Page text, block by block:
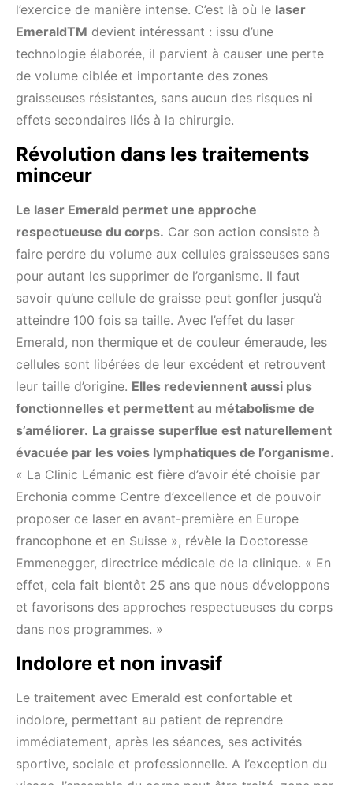
l’exercice de manière intense. C’est là où le laser
EmeraldTM devient intéressant : issu d’une
technologie élaborée, il parvient à causer une perte
de volume ciblée et importante des zones
graisseuses résistantes, sans aucun des risques ni
effets secondaires liés à la chirurgie.
Révolution dans les traitements
minceur
Le laser Emerald permet une approche
respectueuse du corps. Car son action consiste à
faire perdre du volume aux cellules graisseuses sans
pour autant les supprimer de l’organisme. Il faut
savoir qu’une cellule de graisse peut gonfler jusqu’à
atteindre 100 fois sa taille. Avec l’effet du laser
Emerald, non thermique et de couleur émeraude, les
cellules sont libérées de leur excédent et retrouvent
leur taille d’origine. Elles redeviennent aussi plus
fonctionnelles et permettent au métabolisme de
s’améliorer. La graisse superflue est naturellement
évacuée par les voies lymphatiques de l’organisme.
« La Clinic Lémanic est fière d’avoir été choisie par
Erchonia comme Centre d’excellence et de pouvoir
proposer ce laser en avant-première en Europe
francophone et en Suisse », révèle la Doctoresse
Emmenegger, directrice médicale de la clinique. « En
effet, cela fait bientôt 25 ans que nous développons
et favorisons des approches respectueuses du corps
dans nos programmes. »
Indolore et non invasif
Le traitement avec Emerald est confortable et
indolore, permettant au patient de reprendre
immédiatement, après les séances, ses activités
sportive, sociale et professionnelle. A l’exception du